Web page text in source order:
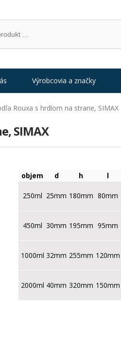
Rouxa s hrdlom na strane, SIMAX
SIMAX
objem d h l
250ml 25mm 180mm 80mm
450ml 30mm 195mm 95mm
1000ml 32mm 255mm 120mm
2000ml 40mm 320mm 150mm
Výrobcovia a značky